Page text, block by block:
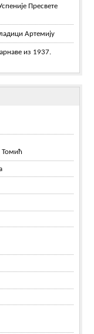
Пресвете
Артемију
из 1937.
Томић